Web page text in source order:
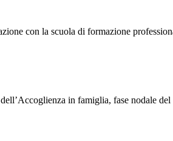
con la scuola di formazione
in famiglia, fase nodale